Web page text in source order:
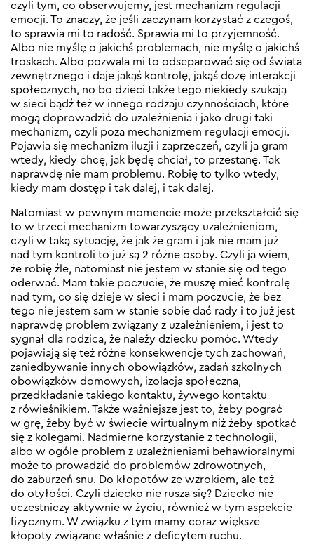
czyli tym, co obserwujemy, jest mechanizm regulacji
emocji. To znaczy, że jeśli zaczynam korzystać z czegoś,
to sprawia mi to radość. Sprawia mi to przyjemność.
Albo nie myślę o jakichś problemach, nie myślę o jakichś
troskach. Albo pozwala mi to odseparować się od świata
zewnętrznego i daje jakąś kontrolę, jakąś dozę interakcji
społecznych, no bo dzieci także tego niekiedy szukają
w sieci bądź też w innego rodzaju czynnościach, które
mogą doprowadzić do uzależnienia i jako drugi taki
mechanizm, czyli poza mechanizmem regulacji emocji.
Pojawia się mechanizm iluzji i zaprzeczeń, czyli ja gram
wtedy, kiedy chcę, jak będę chciał, to przestanę. Tak
naprawdę nie mam problemu. Robię to tylko wtedy,
kiedy mam dostęp i tak dalej, i tak dalej.
Natomiast w pewnym momencie może przekształcić się
to w trzeci mechanizm towarzyszący uzależnieniom,
czyli w taką sytuację, że jak że gram i jak nie mam już
nad tym kontroli to już są 2 różne osoby. Czyli ja wiem,
że robię źle, natomiast nie jestem w stanie się od tego
oderwać. Mam takie poczucie, że muszę mieć kontrolę
nad tym, co się dzieje w sieci i mam poczucie, że bez
tego nie jestem sam w stanie sobie dać rady i to już jest
naprawdę problem związany z uzależnieniem, i jest to
sygnał dla rodzica, że należy dziecku pomóc. Wtedy
pojawiają się też różne konsekwencje tych zachowań,
zaniedbywanie innych obowiązków, zadań szkolnych
obowiązków domowych, izolacja społeczna,
przedkładanie takiego kontaktu, żywego kontaktu
z rówieśnikiem. Także ważniejsze jest to, żeby pograć
w grę, żeby być w świecie wirtualnym niż żeby spotkać
się z kolegami. Nadmierne korzystanie z technologii,
albo w ogóle problem z uzależnieniami behawioralnymi
może to prowadzić do problemów zdrowotnych,
do zaburzeń snu. Do kłopotów ze wzrokiem, ale też
do otyłości. Czyli dziecko nie rusza się? Dziecko nie
uczestniczy aktywnie w życiu, również w tym aspekcie
fizycznym. W związku z tym mamy coraz większe
kłopoty związane właśnie z deficytem ruchu.